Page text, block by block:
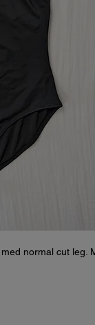
normal cut leg.